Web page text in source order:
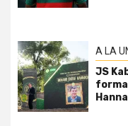
A LA
JS